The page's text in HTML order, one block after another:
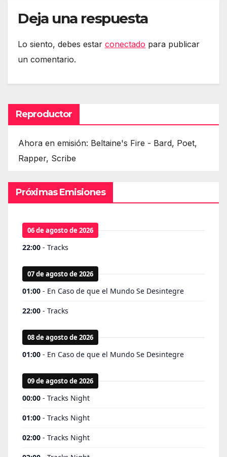
Deja una respuesta
Lo siento, debes estar conectado para publicar
un comentario.
Reproductor
Ahora en emisión: Beltaine's Fire - Bard, Poet,
Rapper, Scribe
Próximas Emisiones